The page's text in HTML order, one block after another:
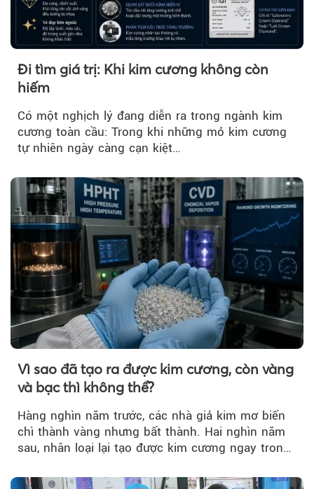
Đi tìm giá trị: Khi kim cương không còn
hiếm
Có một nghịch lý đang diễn ra trong ngành kim
cương toàn cầu: Trong khi những mỏ kim cương
tự nhiên ngày càng cạn kiệt…
Vì sao đã tạo ra được kim cương, còn vàng
và bạc thì không thể?
Hàng nghìn năm trước, các nhà giả kim mơ biến
chì thành vàng nhưng bất thành. Hai nghìn năm
sau, nhân loại lại tạo được kim cương ngay trong